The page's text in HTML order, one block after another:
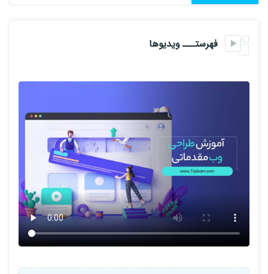
آموزش های سه دوره در سایت تاپ لرن وجود دارد.
آموزش FlexBox
فهرستـــ ویدیوها